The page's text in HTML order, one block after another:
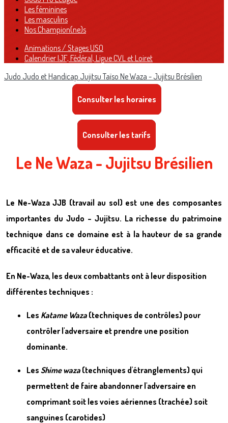
Les féminines
Les masculins
Nos Champion(ne)s
Animations / Stages USO
Calendrier IJF, Fédéral, Ligue CVL et Loiret
Judo Judo et Handicap JujitsuTaïso Ne Waza - Jujitsu Brésilien
Consulter les horaires
Consulter les tarifs
Le Ne Waza - Jujitsu Brésilien
Le Ne-Waza JJB (travail au sol) est une des composantes
importantes du Judo – Jujitsu. La richesse du patrimoine
technique dans ce domaine est à la hauteur de sa grande
efficacité et de sa valeur éducative.
En Ne-Waza, les deux combattants ont à leur disposition
différentes techniques :
Les Katame Waza (techniques de contrôles) pour
contrôler l'adversaire et prendre une position
dominante.
Les Shime waza (techniques d'étranglements) qui
permettent de faire abandonner l'adversaire en
comprimant soit les voies aériennes (trachée) soit
sanguines (carotides)